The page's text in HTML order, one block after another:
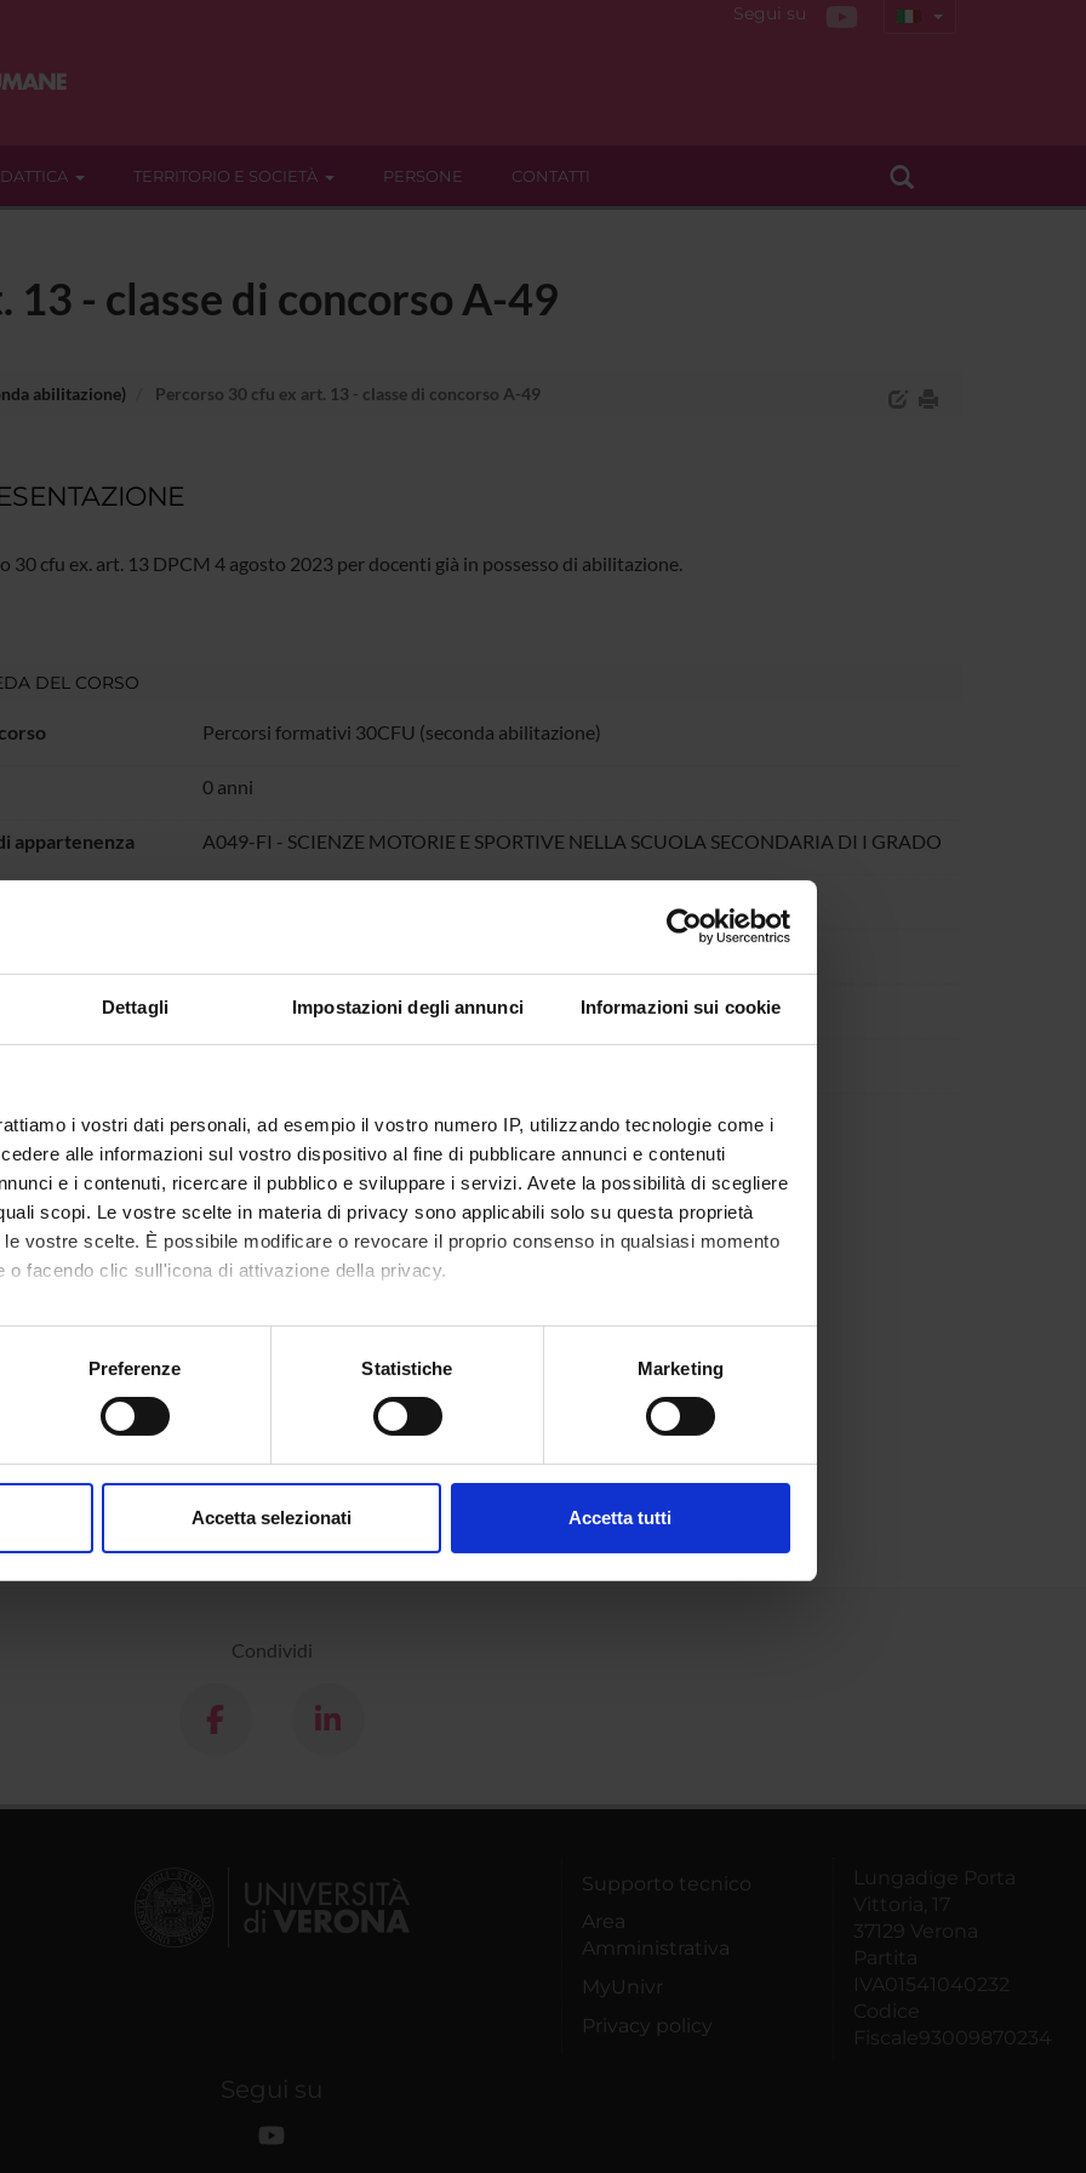
Dettagli Impostazioni degli annunci Informazioni sui cookie
i vostri dati personali, ad esempio il vostro numero IP, utilizzando tecnologie come i
alle informazioni sul vostro dispositivo al fine di pubblicare annunci e contenuti
e i contenuti, ricercare il pubblico e sviluppare i servizi. Avete la possibilità di scegliere
scopi. Le vostre scelte in materia di privacy sono applicabili solo su questa proprietà
vostre scelte. È possibile modificare o revocare il proprio consenso in qualsiasi momento
o facendo clic sull'icona di attivazione della privacy.
anche:
sulla tua posizione geografica, con un'approssimazione di qualche metro,
in qualsiasi momento dalla Dichiarazione sui cookie.
Preferenze Statistiche Marketing
Accetta selezionati Accetta tutti
Segui su
TERRITORIO E SOCIETÀ PERSONE CONTATTI
13 - classe di concorso A-49
abilitazione) Percorso 30 cfu ex art. 13 - classe di concorso A-49
30 cfu ex. art. 13 DPCM 4 agosto 2023 per docenti già in possesso di abilitazione.
DEL CORSO
Percorsi formativi 30CFU (seconda abilitazione)
0 anni
appartenenza A049-FI - SCIENZE MOTORIE E SPORTIVE NELLA SCUOLA SECONDARIA DI I GRADO
di riferimento Scienze Umane
Lettere, Arti e Comunicazione
Condividi
Supporto tecnico
Area
Amministrativa
MyUnivr
Privacy policy
Lungadige Porta
Vittoria, 17
37129 Verona
Partita
IVA01541040232
Codice
Fiscale93009870234
Segui su